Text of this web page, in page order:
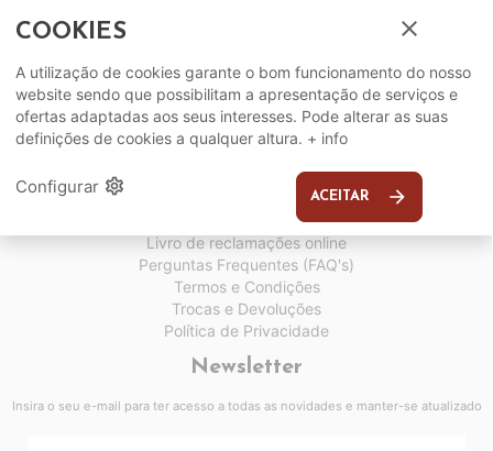
Serviços
Entregas
Guia de medidas certas
Cartão Rick & Mark
Resolução de litígios
Informações
Livro de reclamações online
Perguntas Frequentes (FAQ's)
Termos e Condições
Trocas e Devoluções
Política de Privacidade
Newsletter
Insira o seu e-mail para ter acesso a todas as novidades e manter-se atualizado
COOKIES close
A utilização de cookies garante o bom funcionamento do nosso
website sendo que possibilitam a apresentação de serviços e
ofertas adaptadas aos seus interesses. Pode alterar as suas
definições de cookies a qualquer altura. + info
Configurar settings ACEITAR arrow_forward